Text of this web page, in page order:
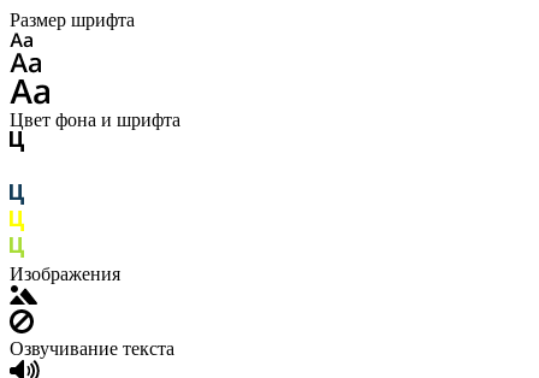
Размер шрифта
Цвет фона и шрифта
Изображения
Озвучивание текста